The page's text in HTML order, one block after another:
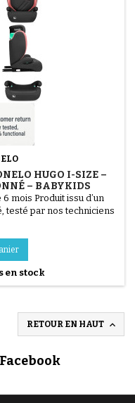
HUGO I-SIZE –
– BABYKIDS
mois Produit issu d’un
testé par nos techniciens
de votre enfant en
de 100 à 150 cm, ce
contrôlé...
en stock
RETOUR EN HAUT 